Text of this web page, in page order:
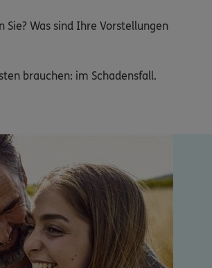
Was sind Ihre Vorstellungen
brauchen: im Schadensfall.